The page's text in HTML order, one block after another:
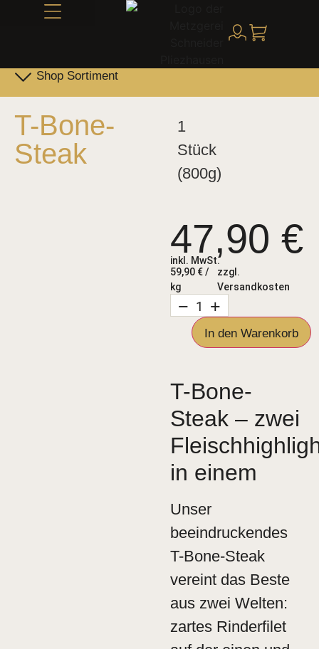
Shop Sortiment
T-Bone-
Steak
1
Stück
(800g)
47,90€
inkl. MwSt.
59,90 €/
kg
zzgl.
Versandkosten
− +
In den Warenkorb
T-Bone-
Steak – zwei
in einem
Unser
beeindruckendes
T-Bone-Steak
vereint das Beste
aus zwei Welten:
zartes Rinderfilet